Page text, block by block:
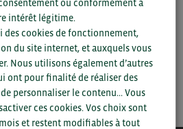
ou conformément à
intérêt légitime.
des cookies de fonctionnement,
du site internet, et auxquels vous
Nous utilisons également d’autres
ont pour finalité de réaliser des
personnaliser le contenu... Vous
ces cookies. Vos choix sont
et restent modifiables à tout